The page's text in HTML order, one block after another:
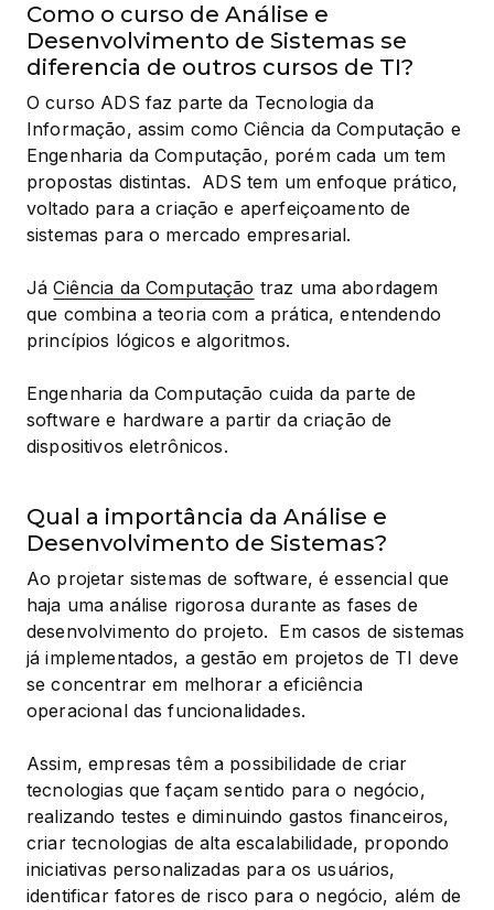
Como o curso de Análise e
Desenvolvimento de Sistemas se
diferencia de outros cursos de TI?
O curso ADS faz parte da Tecnologia da
Informação, assim como Ciência da Computação e
Engenharia da Computação, porém cada um tem
propostas distintas.  ADS tem um enfoque prático,
voltado para a criação e aperfeiçoamento de
sistemas para o mercado empresarial.
Já Ciência da Computação traz uma abordagem
que combina a teoria com a prática, entendendo
princípios lógicos e algoritmos.
Engenharia da Computação cuida da parte de
software e hardware a partir da criação de
dispositivos eletrônicos.
Qual a importância da Análise e
Desenvolvimento de Sistemas?
Ao projetar sistemas de software, é essencial que
haja uma análise rigorosa durante as fases de
desenvolvimento do projeto.  Em casos de sistemas
já implementados, a gestão em projetos de TI deve
se concentrar em melhorar a eficiência
operacional das funcionalidades.
Assim, empresas têm a possibilidade de criar
tecnologias que façam sentido para o negócio,
realizando testes e diminuindo gastos financeiros,
criar tecnologias de alta escalabilidade, propondo
iniciativas personalizadas para os usuários,
identificar fatores de risco para o negócio, além de